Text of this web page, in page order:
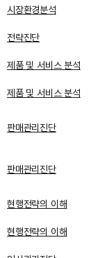
시장환경분석
전략진단
제품 및 서비스 분석
제품 및 서비스 분석
판매관리진단
판매관리진단
현행전략의 이해
현행전략의 이해